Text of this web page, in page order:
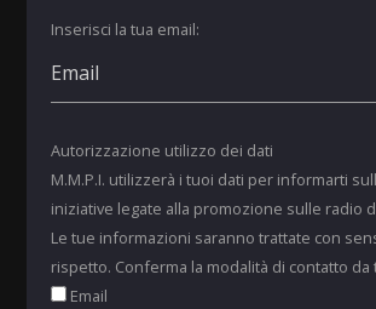
Inserisci la tua email:
Autorizzazione utilizzo dei dati
M.M.P.I. utilizzerà i tuoi dati per informarti
iniziative legate alla promozione sulle radio
Le tue informazioni saranno trattate con
rispetto. Conferma la modalità di contatto
Email